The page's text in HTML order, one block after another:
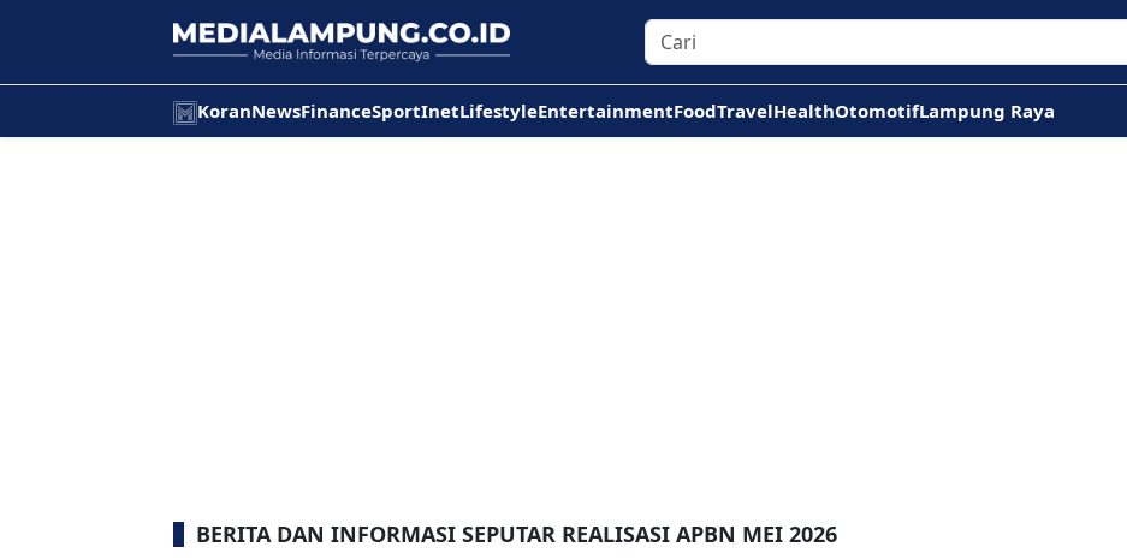
KoranNewsFinanceSportInetLifestyleEntertainmentFoodTravelHealthOtomotifLampung Raya
BERITA DAN INFORMASI SEPUTAR REALISASI APBN MEI 2026